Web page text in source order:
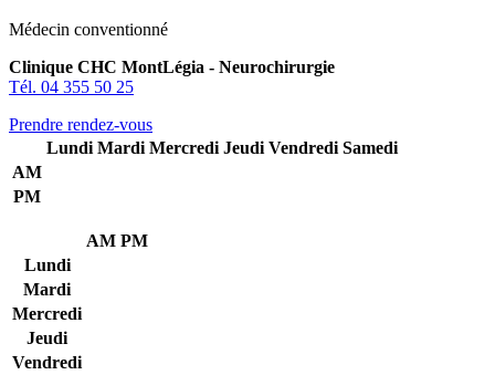
Médecin conventionné
Clinique CHC MontLégia - Neurochirurgie
Tél. 04 355 50 25
Prendre rendez-vous
Lundi Mardi Mercredi Jeudi Vendredi Samedi
AM
PM
AM PM
Lundi
Mardi
Mercredi
Jeudi
Vendredi